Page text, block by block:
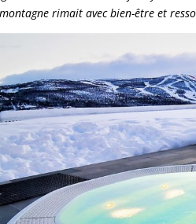
rimait avec bien-être et